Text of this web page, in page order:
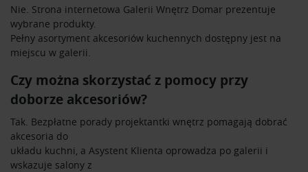
Nie. Strona internetowa Galerii Wnętrz Domar prezentuje
wybrane produkty.
Pełny asortyment akcesoriów kuchennych dostępny jest na
miejscu w galerii.
Czy można skorzystać z pomocy przy
doborze akcesoriów?
Tak. Bezpłatne porady projektantki wnętrz pomagają dobrać
akcesoria do
układu kuchni, a Asystent Klienta oprowadza po galerii i
wskazuje salony z